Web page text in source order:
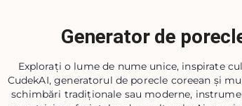
Generator de
Explorați o lume de nume unice, inspirate
CudekAI, generatorul de porecle coreean și
schimbări tradiționale sau moderne,